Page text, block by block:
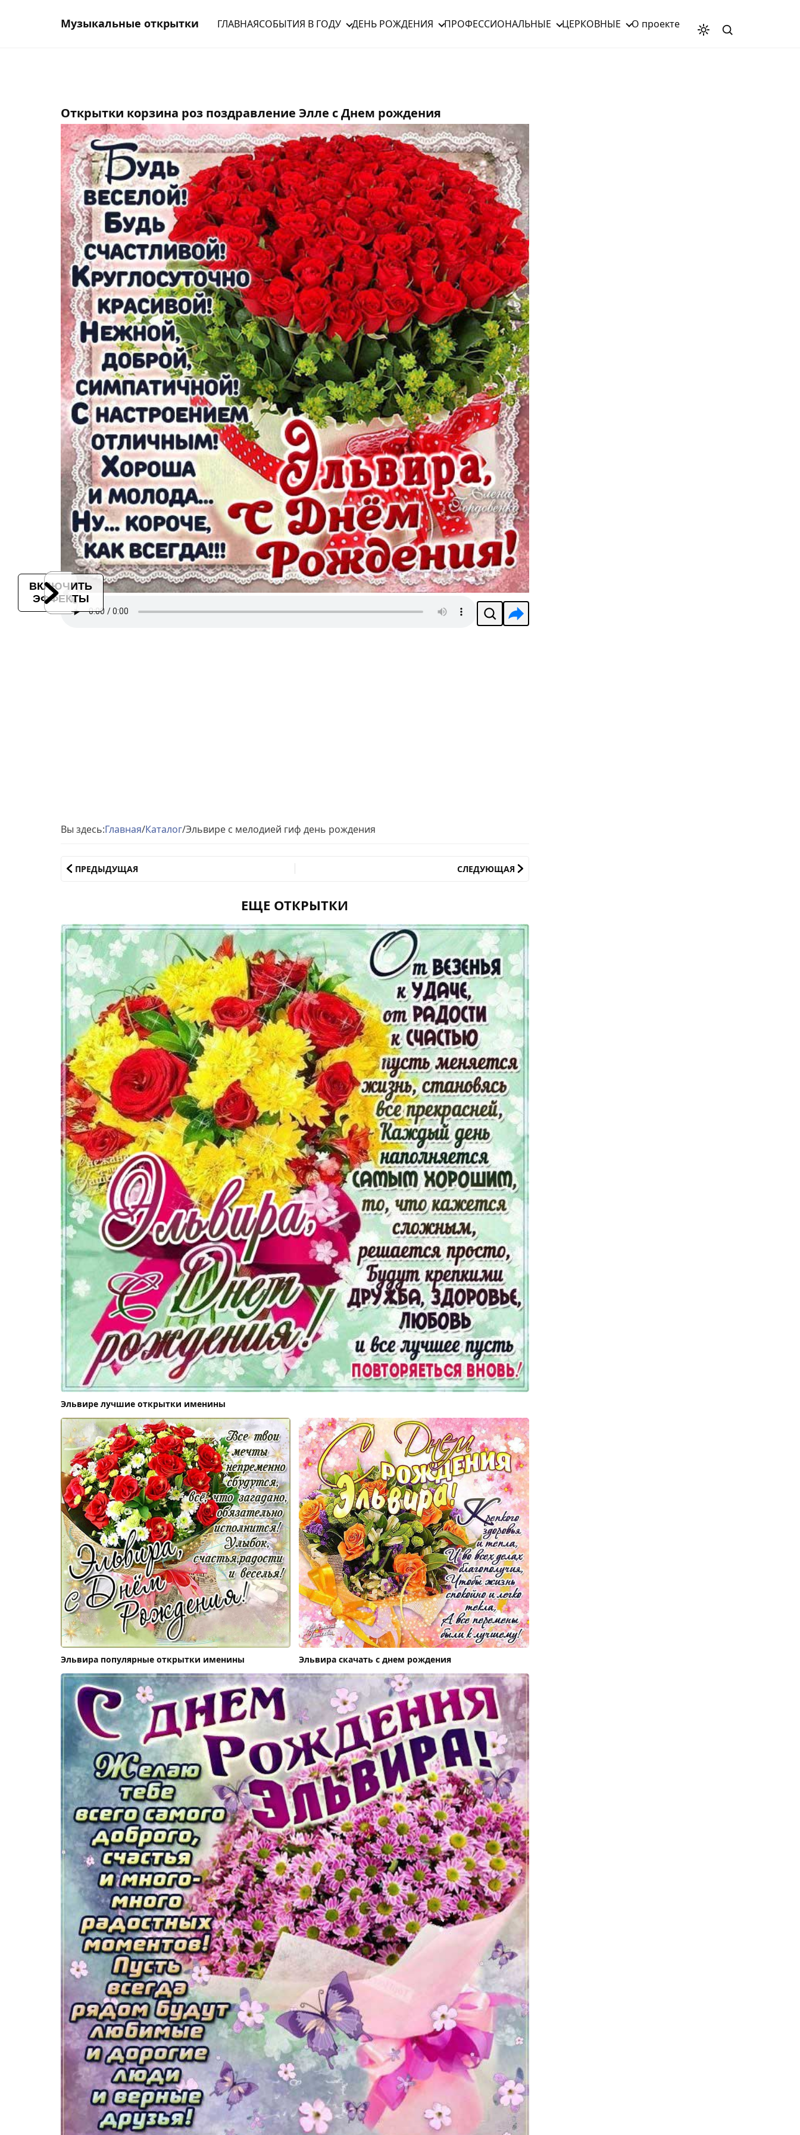
Музыкальные открытки ГЛАВНАЯСОБЫТИЯ В ГОДУ ДЕНЬ РОЖДЕНИЯ ПРОФЕССИОНАЛЬНЫЕ ЦЕРКОВНЫЕ О проекте
Открытки корзина роз поздравление Элле с Днем рождения
ВКЛЮЧИТЬ
ЭФФЕКТЫ
Вы здесь:Главная/Каталог/Эльвире с мелодией гиф день рождения
ПРЕДЫДУЩАЯ СЛЕДУЮЩАЯ
ЕЩЕ ОТКРЫТКИ
Эльвире лучшие открытки именины
Эльвира популярные открытки именины Эльвира скачать с днем рождения